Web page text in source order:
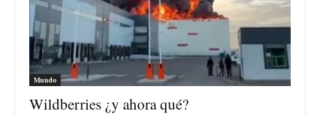
Mundo
Wildberries ¿y ahora qué?